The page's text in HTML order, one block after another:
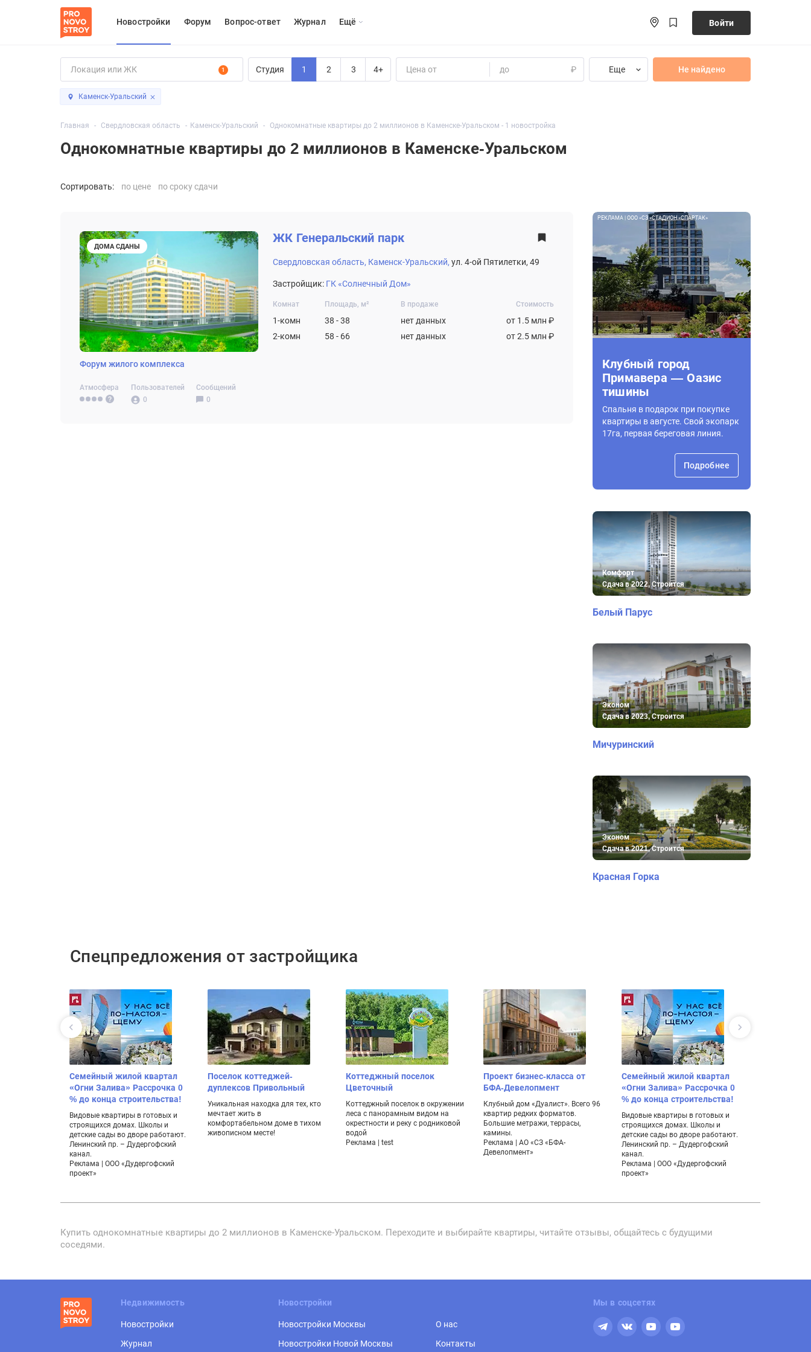
Новостройки Форум Вопрос-ответ Журнал Eщё Войти
1 Студия 1 2 3 4+ Цена от до ₽ Еще Не найдено
Каменск-Уральский
Главная Свердловская область Каменск-Уральский Однокомнатные квартиры до 2 миллионов в Каменске-Уральском - 1 новостройка
Однокомнатные квартиры до 2 миллионов в Каменске-Уральском
Сортировать: по цене по сроку сдачи
ДОМА СДАНЫ
Форум жилого комплекса
Атмосфера
Пользователей
0
Сообщений
0
ЖК Генеральский парк
Свердловская область, Каменск-Уральский, ул. 4-ой Пятилетки, 49
Застройщик: ГК «Солнечный Дом»
Комнат Площадь, м² В продаже Стоимость
1-комн 38 - 38 нет данных
от 1.5 млн ₽
2-комн
58 - 66 нет данных от 2.5 млн ₽
РЕКЛАМА | ООО «СЗ «СТАДИОН «СПАРТАК»
Клубный город
Примавера — Оазис
тишины
Спальня в подарок при покупке
квартиры в августе. Свой экопарк
17га, первая береговая линия.
Подробнее
Комфорт
Сдача в 2022, Строится
Белый Парус
Эконом
Сдача в 2023, Строится
Мичуринский
Эконом
Сдача в 2021, Строится
Красная Горка
Спецпредложения от застройщика
Семейный жилой квартал
«Огни Залива» Рассрочка 0
% до конца строительства!
Видовые квартиры в готовых и
строящихся домах. Школы и
детские сады во дворе работают.
Ленинский пр. – Дудергофский
канал.
Реклама | ООО «Дудергофский
проект»
Поселок коттеджей-
дуплексов Привольный
Уникальная находка для тех, кто
мечтает жить в
комфортабельном доме в тихом
живописном месте!
Коттеджный поселок
Цветочный
Коттеджный поселок в окружении
леса с панорамным видом на
окрестности и реку с родниковой
водой
Реклама | test
Проект бизнес-класса от
БФА-Девелопмент
Клубный дом «Дуалист». Всего 96
квартир редких форматов.
Большие метражи, террасы,
камины.
Реклама | АО «СЗ «БФА-
Девелопмент»
Семейный жилой квартал
«Огни Залива» Рассрочка 0
% до конца строительства!
Видовые квартиры в готовых и
строящихся домах. Школы и
детские сады во дворе работают.
Ленинский пр. – Дудергофский
канал.
Реклама | ООО «Дудергофский
проект»
Купить однокомнатные квартиры до 2 миллионов в Каменске-Уральском. Переходите и выбирайте квартиры, читайте отзывы, общайтесь с будущими
соседями.
Недвижимость
Новостройки
Журнал
Новостройки
Новостройки Москвы
Новостройки Новой Москвы
О нас
Контакты
Мы в соцсетях